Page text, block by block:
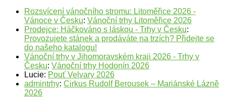
Rozsvícení vánočního stromu: Litoměřice 2026 -
Vánoce v Česku: Vánoční trhy Litoměřice 2026
Prodejce: Háčkováno s láskou - Trhy v Česku:
Provozujete stánek a prodáváte na trzích? Přidejte se
do našeho katalogu!
Vánoční trhy v Jihomoravském kraji 2026 - Trhy v
Česku: Vánoční trhy Hodonín 2026
Lucie: Pouť Velvary 2026
admintrhy: Cirkus Rudolf Berousek – Mariánské Lázně
2026